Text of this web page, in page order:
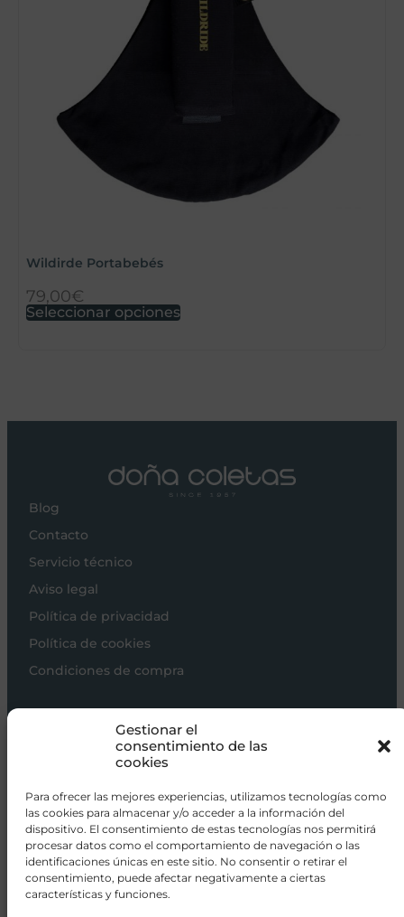
Gestionar el
consentimiento de las
cookies
Para ofrecer las mejores experiencias, utilizamos tecnologías como
las cookies para almacenar y/o acceder a la información del
dispositivo. El consentimiento de estas tecnologías nos permitirá
procesar datos como el comportamiento de navegación o las
identificaciones únicas en este sitio. No consentir o retirar el
consentimiento, puede afectar negativamente a ciertas
características y funciones.
Wildirde Portabebés
79,00€
Seleccionar opciones
Blog
Contacto
Servicio técnico
Aviso legal
Política de privacidad
Política de cookies
Condiciones de compra
Carros de bebé
Sillas de paseo
Alimentación
Hogar
Viajar
info@donacoletas.com